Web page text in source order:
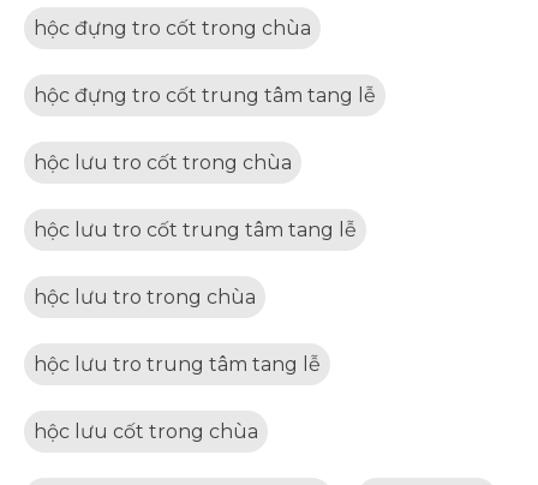
hộc đựng tro cốt trong chùa
hộc đựng tro cốt trung tâm tang lễ
hộc lưu tro cốt trong chùa
hộc lưu tro cốt trung tâm tang lễ
hộc lưu tro trong chùa
hộc lưu tro trung tâm tang lễ
hộc lưu cốt trong chùa